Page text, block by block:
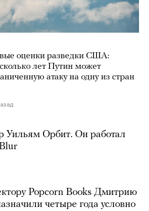
оценки разведки США:
лет Путин может
атаку на одну из стран
Уильям Орбит. Он работал
Popcorn Books Дмитрию
четыре года условно